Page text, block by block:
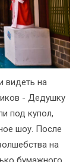
видеть на
- Дедушку
под купол,
шоу. После
на